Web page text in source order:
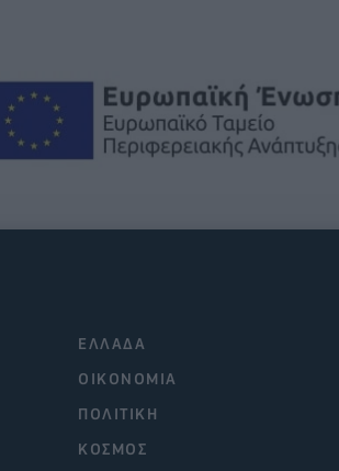
ΕΛΛΑΔΑ
ΟΙΚΟΝΟΜΙΑ
ΠΟΛΙΤΙΚΗ
ΚΟΣΜΟΣ